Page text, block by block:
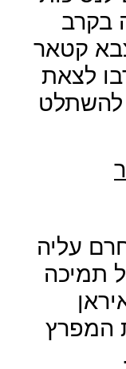
בקרב
קטאר
לצאת
להשתלט
עליה
תמיכה
המפרץ